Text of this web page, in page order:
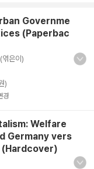
Governme
(Paperbac
(엮은이)
)
경
Welfare
Germany vers